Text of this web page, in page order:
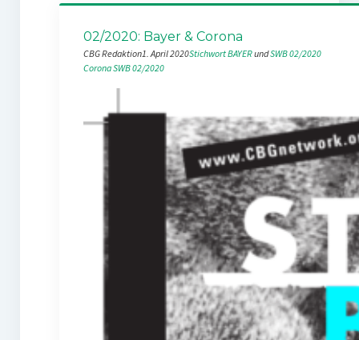
02/2020: Bayer & Corona
CBG Redaktion1. April 2020Stichwort BAYER und SWB 02/2020
CoronaSWB 02/2020